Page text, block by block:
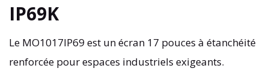
IP69K
Le MO1017IP69 est un écran 17 pouces à étanchéité
renforcée pour espaces industriels exigeants.